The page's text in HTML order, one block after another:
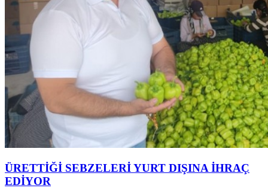
ÜRETTİĞİ SEBZELERİ YURT DIŞINA İHRAÇ
EDİYOR